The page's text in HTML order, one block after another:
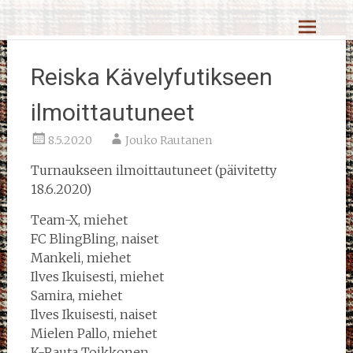
content
Reiska Kävelyfutikseen
ilmoittautuneet
8.5.2020 Jouko Rautanen
Turnaukseen ilmoittautuneet (päivitetty
18.6.2020)
Team-X, miehet
FC BlingBling, naiset
Mankeli, miehet
Ilves Ikuisesti, miehet
Samira, miehet
Ilves Ikuisesti, naiset
Mielen Pallo, miehet